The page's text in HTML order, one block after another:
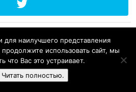
для наилучшего представления
использовать сайт, мы
что Вас это устраивает.
Читать полностью.